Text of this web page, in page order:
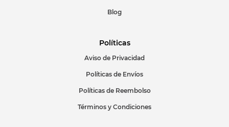
Blog
Políticas
Aviso de Privacidad
Políticas de Envíos
Políticas de Reembolso
Términos y Condiciones